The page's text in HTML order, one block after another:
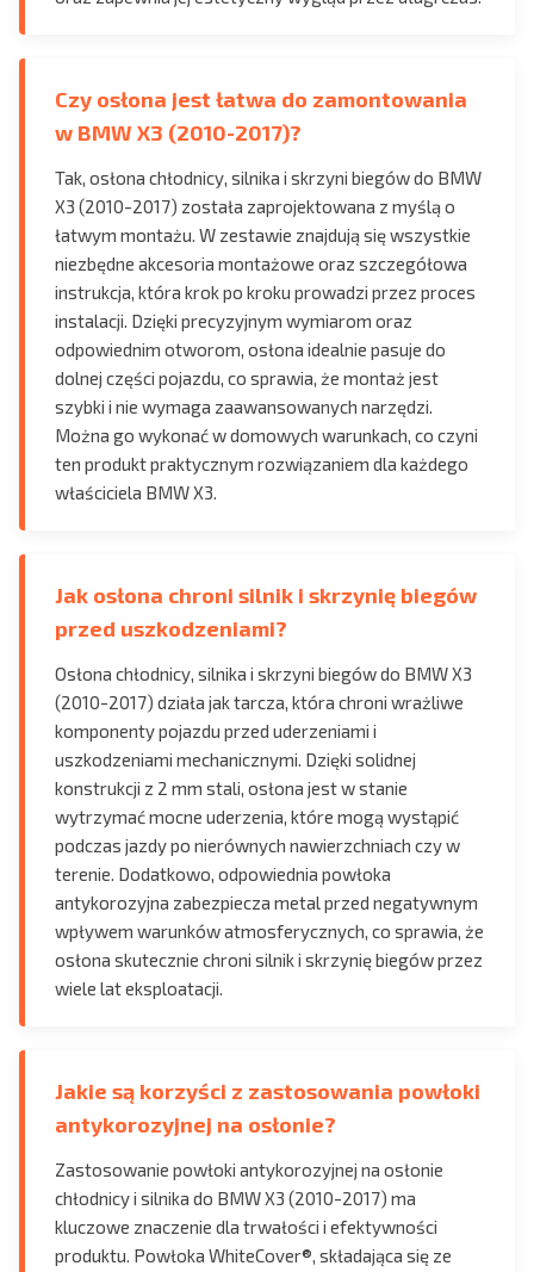
Czy osłona jest łatwa do zamontowania
w BMW X3 (2010-2017)?
Tak, osłona chłodnicy, silnika i skrzyni biegów do BMW
X3 (2010-2017) została zaprojektowana z myślą o
łatwym montażu. W zestawie znajdują się wszystkie
niezbędne akcesoria montażowe oraz szczegółowa
instrukcja, która krok po kroku prowadzi przez proces
instalacji. Dzięki precyzyjnym wymiarom oraz
odpowiednim otworom, osłona idealnie pasuje do
dolnej części pojazdu, co sprawia, że montaż jest
szybki i nie wymaga zaawansowanych narzędzi.
Można go wykonać w domowych warunkach, co czyni
ten produkt praktycznym rozwiązaniem dla każdego
właściciela BMW X3.
Jak osłona chroni silnik i skrzynię biegów
przed uszkodzeniami?
Osłona chłodnicy, silnika i skrzyni biegów do BMW X3
(2010-2017) działa jak tarcza, która chroni wrażliwe
komponenty pojazdu przed uderzeniami i
uszkodzeniami mechanicznymi. Dzięki solidnej
konstrukcji z 2 mm stali, osłona jest w stanie
wytrzymać mocne uderzenia, które mogą wystąpić
podczas jazdy po nierównych nawierzchniach czy w
terenie. Dodatkowo, odpowiednia powłoka
antykorozyjna zabezpiecza metal przed negatywnym
wpływem warunków atmosferycznych, co sprawia, że
osłona skutecznie chroni silnik i skrzynię biegów przez
wiele lat eksploatacji.
Jakie są korzyści z zastosowania powłoki
antykorozyjnej na osłonie?
Zastosowanie powłoki antykorozyjnej na osłonie
chłodnicy i silnika do BMW X3 (2010-2017) ma
kluczowe znaczenie dla trwałości i efektywności
produktu. Powłoka WhiteCover®, składająca się ze